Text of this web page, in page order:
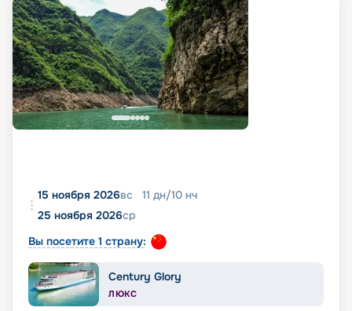
15 ноября 2026вс 11 дн/10 нч
25 ноября 2026ср
Вы посетите 1 страну:
Century Glory
ЛЮКС